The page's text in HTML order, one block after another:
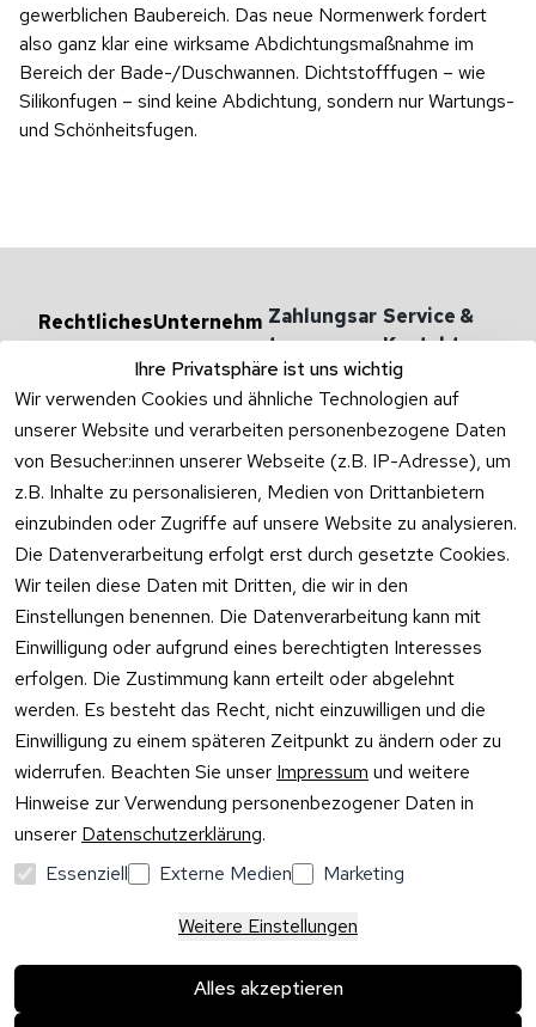
gewerblichen Bau­bereich. Das neue Normenwerk fordert
also ganz klar eine wirksame Abdichtungs­maßnahme im
Bereich der Bade-/Duschwannen. Dichtstofffugen – wie
Silikonfugen – sind keine Abdichtung, sondern nur Wartungs-
und Schönheitsfugen.
Ihre Privatsphäre ist uns wichtig
Wir verwenden Cookies und ähnliche Technologien auf
unserer Website und verarbeiten personenbezogene Daten
von Besucher:innen unserer Webseite (z.B. IP-Adresse), um
z.B. Inhalte zu personalisieren, Medien von Drittanbietern
einzubinden oder Zugriffe auf unsere Website zu analysieren.
Die Datenverarbeitung erfolgt erst durch gesetzte Cookies.
Wir teilen diese Daten mit Dritten, die wir in den
Einstellungen benennen. Die Datenverarbeitung kann mit
Einwilligung oder aufgrund eines berechtigten Interesses
erfolgen. Die Zustimmung kann erteilt oder abgelehnt
werden. Es besteht das Recht, nicht einzuwilligen und die
Einwilligung zu einem späteren Zeitpunkt zu ändern oder zu
widerrufen. Beachten Sie unser Impressum und weitere
Hinweise zur Verwendung personenbezogener Daten in
unserer Datenschutzerklärung.
Essenziell
Externe Medien Marketing
Weitere Einstellungen
Alles akzeptieren
Rechtliches
Impressum
Datenschutzer
klärung
Widerrufsrecht
Vertrag
widerrufen
Unternehm
en
Versandarten
& -kosten
Unternehmen
Ab- und
Überlaufgarnit
uren
Zahlungsar
ten
Versandpar
tner
Service &
Kontakt
Haben
Zum
Rufen Sie
oder
Sie per
Mo –
Do:
10:00
–
Uhr
Fr: